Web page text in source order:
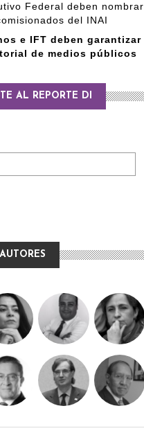
Federal deben nombrar
del INAI
e IFT deben garantizar
de medios públicos
AL REPORTE DI
AUTORES